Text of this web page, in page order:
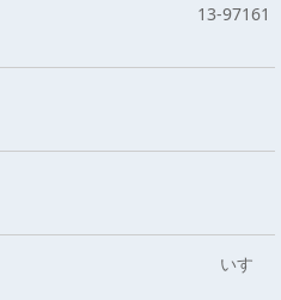
13-97161
いすゞ